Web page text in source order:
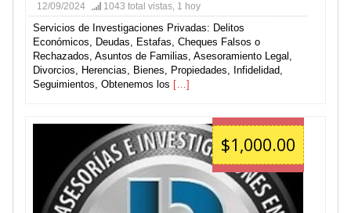
12/09/2024
1043 total vistas, 1 hoy
Servicios de Investigaciones Privadas: Delitos
Económicos, Deudas, Estafas, Cheques Falsos o
Rechazados, Asuntos de Familias, Asesoramiento Legal,
Divorcios, Herencias, Bienes, Propiedades, Infidelidad,
Seguimientos, Obtenemos los […]
$1,000.00